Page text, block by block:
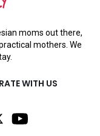
moms out there,
mothers. We
WITH US